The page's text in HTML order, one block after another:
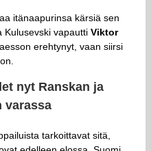
itänaapurinsa kärsiä sen
Kulusevski vapautti Viktor
erehtynyt, vaan siirsi
nyt Ranskan ja
varassa
tarkoittavat sitä,